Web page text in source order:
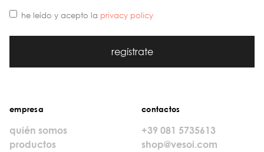
he leído y acepto la privacy policy
regístrate
empresa
quién somos
productos
contactos
+39 081 5735613
shop@vesoi.com